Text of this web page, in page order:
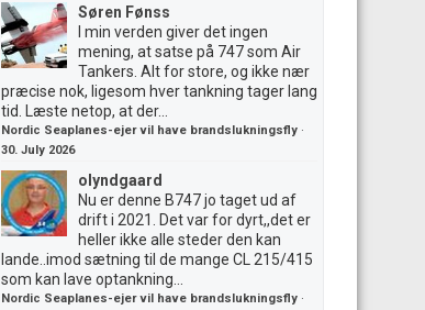
Søren Fønss
I min verden giver det ingen
mening, at satse på 747 som Air
Tankers. Alt for store, og ikke nær
præcise nok, ligesom hver tankning tager lang
tid. Læste netop, at der...
Nordic Seaplanes-ejer vil have brandslukningsfly ·
30. July 2026
olyndgaard
Nu er denne B747 jo taget ud af
drift i 2021. Det var for dyrt,,det er
heller ikke alle steder den kan
lande..imod sætning til de mange CL 215/415
som kan lave optankning...
Nordic Seaplanes-ejer vil have brandslukningsfly ·